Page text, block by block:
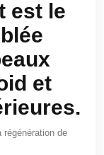
est le
et
de